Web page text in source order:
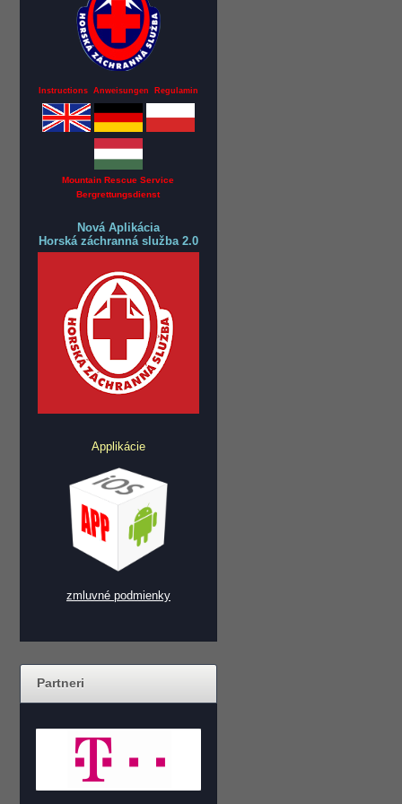
Instructions Anweisungen Regulamin
Mountain Rescue Service
Bergrettungsdienst
Nová Aplikácia
Horská záchranná služba 2.0
Applikácie
zmluvné podmienky
Partneri